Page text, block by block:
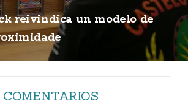
reivindica un modelo de
COMENTARIOS